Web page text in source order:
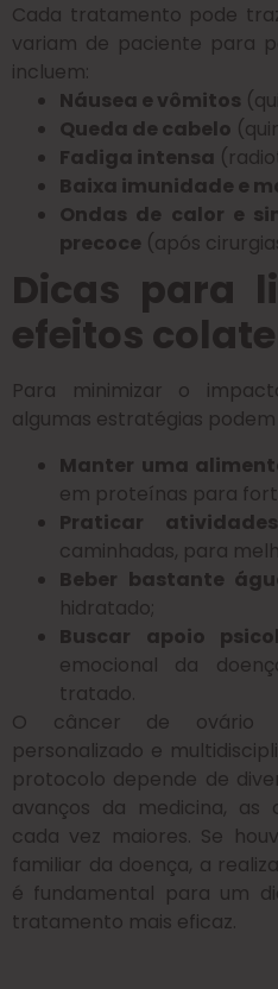
Cada tratamento pode
variam de paciente para
incluem:
Náusea e vômitos
Queda de cabelo
Fadiga intensa
Baixa imunidade e
Ondas de calor e
precoce (após
Dicas para
efeitos
Para minimizar o
algumas estratégias podem
Manter uma
em proteínas para
Praticar
caminhadas, para
Beber bastante
hidratado;
Buscar apoio
emocional da
tratado.
O câncer de ovário
personalizado e
protocolo depende de
avanços da medicina, as
cada vez maiores. Se
familiar da doença, a
é fundamental para um
tratamento mais eficaz.